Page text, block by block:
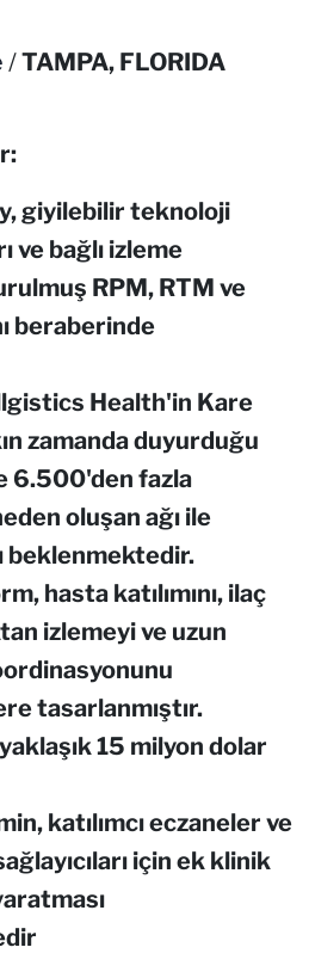
/TAMPA, FLORIDA
giyilebilir teknoloji
ve bağlı izleme
RPM, RTM ve
beraberinde
Health'in Kare
zamanda duyurduğu
6.500'den fazla
oluşan ağı ile
beklenmektedir.
hasta katılımını, ilaç
izlemeyi ve uzun
tasarlanmıştır.
15 milyon dolar
katılımcı eczaneler ve
layıcıları için ek klinik